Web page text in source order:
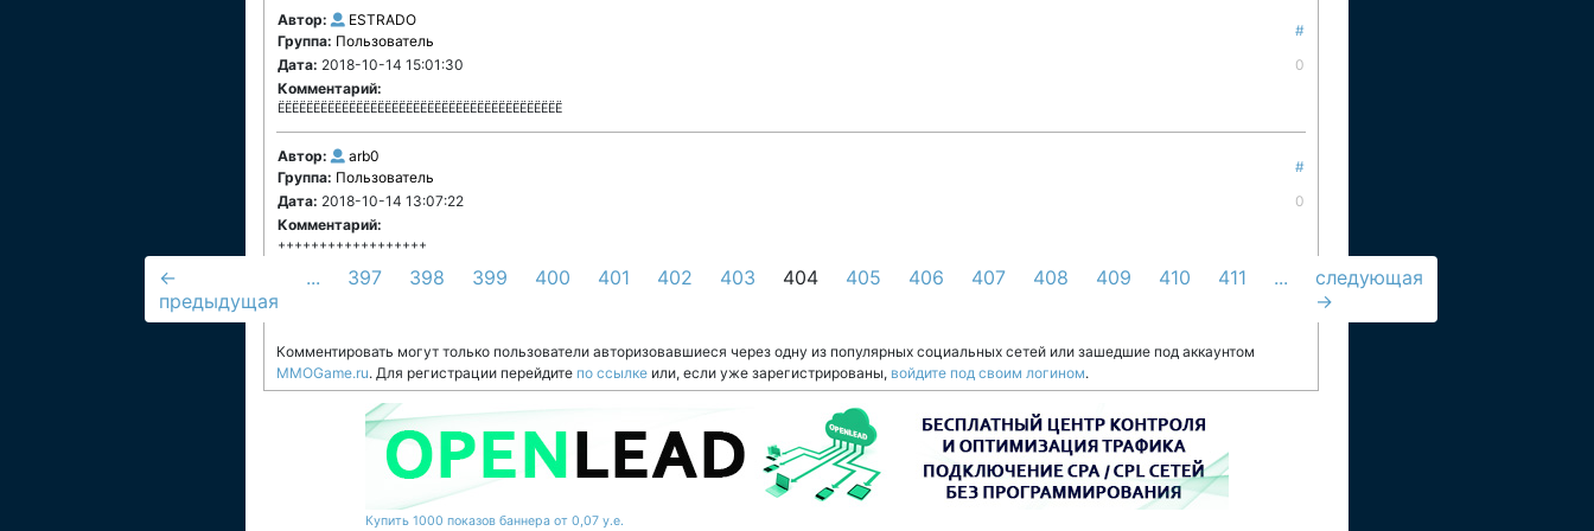
Автор:
ESTRADO
Группа: Пользователь
#
Дата: 2018-10-14 15:01:30
0
Комментарий:
ЁЁЁЁЁЁЁЁЁЁЁЁЁЁЁЁЁЁЁЁЁЁЁЁЁЁЁЁЁЁЁЁЁЁЁЁЁЁЁЁ
Автор:
arb0
Группа: Пользователь
#
Дата: 2018-10-14 13:07:22
0
Комментарий:
++++++++++++++++++
←
предыдущая
... 397 398 399 400 401 402 403 404 405 406 407 408 409 410 411 ...
следующая
→
Комментировать могут только пользователи авторизовавшиеся через одну из популярных социальных сетей или зашедшие под аккаунтом
MMOGame.ru. Для регистрации перейдите по ссылке или, если уже зарегистрированы, войдите под своим логином.
Купить 1000 показов баннера от 0,07 у.е.